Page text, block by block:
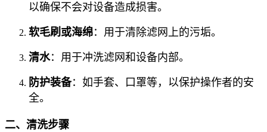
以确保不会对设备造成损害。
软毛刷或海绵：用于清除滤网上的污垢。
清水：用于冲洗滤网和设备内部。
防护装备：如手套、口罩等，以保护操作者的安
全。
二、清洗步骤